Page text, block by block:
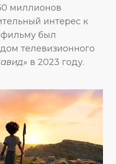
миллионов
интерес к
был
телевизионного
в 2023 году.